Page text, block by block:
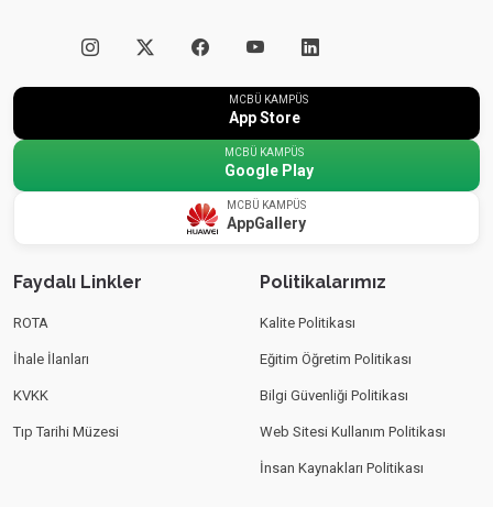
MCBÜ KAMPÜS
App Store
MCBÜ KAMPÜS
Google Play
MCBÜ KAMPÜS
AppGallery
Faydalı Linkler
ROTA
İhale İlanları
KVKK
Tıp Tarihi Müzesi
Politikalarımız
Kalite Politikası
Eğitim Öğretim Politikası
Bilgi Güvenliği Politikası
Web Sitesi Kullanım Politikası
İnsan Kaynakları Politikası